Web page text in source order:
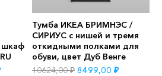
Текущая
Тумба ИКЕА БРИМНЭС /
СИРИУС с нишей и тремя
откидными полками для
обуви, цвет Дуб Венге
10624,00₽ Первоначальная
8499,00 ₽Текущая